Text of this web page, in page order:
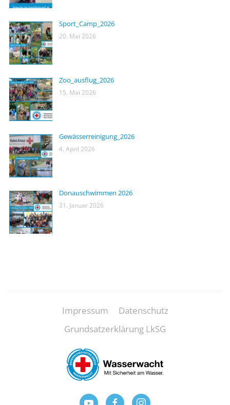
Sport_Camp_2026
20. Mai 2026
Zoo_ausflug_2026
15. Mai 2026
Gewässerreinigung_2026
4. April 2026
Donauschwimmen 2026
31. Januar 2026
Impressum
Datenschutz
Grundsatzerklärung LkSG